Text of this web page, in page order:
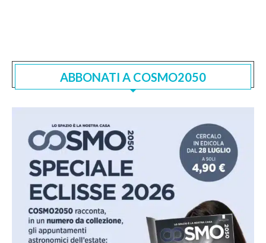
ABBONATI A COSMO2050